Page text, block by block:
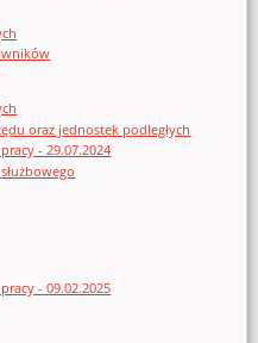
oraz jednostek podległych
- 29.07.2024
- 09.02.2025